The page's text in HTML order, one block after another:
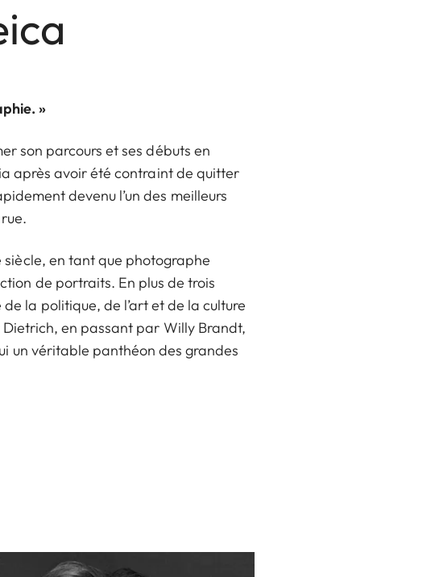
»
son parcours et ses débuts en
après avoir été contraint de quitter
devenu l’un des meilleurs
en tant que photographe
de portraits. En plus de trois
la politique, de l’art et de la culture
en passant par Willy Brandt,
un véritable panthéon des grandes